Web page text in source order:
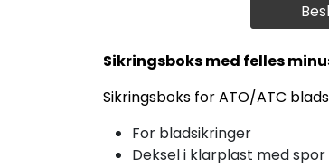
Sikringsboks med felles
Sikringsboks for ATO/ATC
For bladsikringer
Deksel i klarplast med